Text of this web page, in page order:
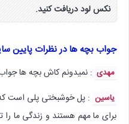
نکس لود دریافت کنید.
جواب بچه ها در نظرات پایین
مهدی : نمیدونم کاش بچه ها
یاسین : پل خوشبختی پلی است
برای ما مهم هستند و زندگی ما را